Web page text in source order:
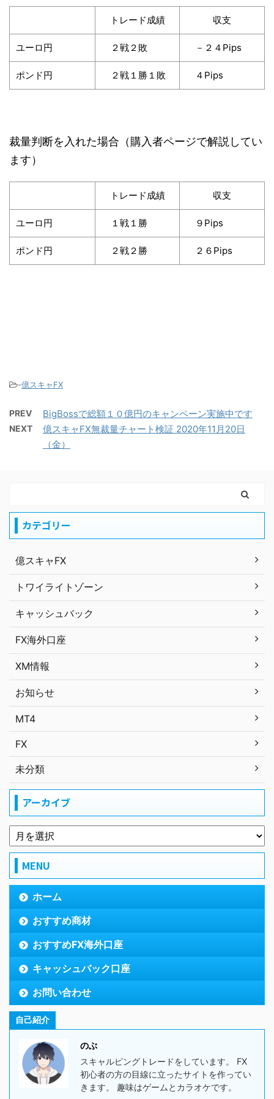
トレード成績 収支
ユーロ円 ２戦２敗 －２４Pips
ポンド円 ２戦１勝１敗 ４Pips
裁量判断を入れた場合（購入者ページで解説してい
ます）
トレード成績 収支
ユーロ円 １戦１勝 ９Pips
ポンド円 ２戦２勝 ２６Pips
-億スキャFX
PREV BigBossで総額１０億円のキャンペーン実施中です
NEXT
億スキャFX無裁量チャート検証 2020年11月20日
（金）
カテゴリー
億スキャFX
トワイライトゾーン
キャッシュバック
FX海外口座
XM情報
お知らせ
MT4
FX
未分類
アーカイブ
MENU
ホーム
おすすめ商材
おすすめFX海外口座
キャッシュバック口座
お問い合わせ
自己紹介
のぶ
スキャルピングトレードをしています。 FX
初心者の方の目線に立ったサイトを作ってい
きます。 趣味はゲームとカラオケです。